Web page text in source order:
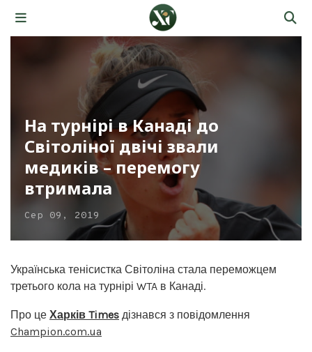
На турнірі в Канаді до
Світоліної двічі звали
медиків – перемогу
втримала
Сер 09, 2019
Українська тенісистка Світоліна стала переможцем
третього кола на турнірі WTA в Канаді.
Про це Харків Times дізнався з повідомлення
Champion.com.ua